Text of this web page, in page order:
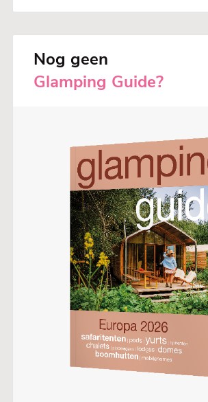
Nog geen
Glamping Guide?